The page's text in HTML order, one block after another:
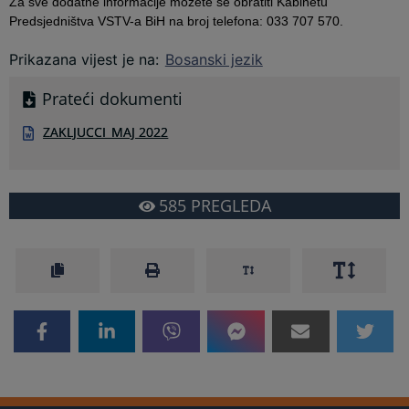
Predsjedništva VSTV-a BiH na broj telefona: 033 707 570.
Prikazana vijest je na: Bosanski jezik
Prateći dokumenti
ZAKLJUCCI_MAJ 2022
585 PREGLEDA